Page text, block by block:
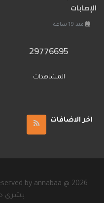
الإصابات
منذ 19 ساعة
29776695
المشاهدات
اخر الاضافات
by annabaa @ 2026
2026 @